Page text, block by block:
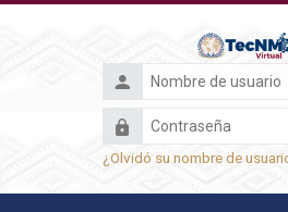
Nombre
usuario
Contraseña
¿Olvidó su nombre de